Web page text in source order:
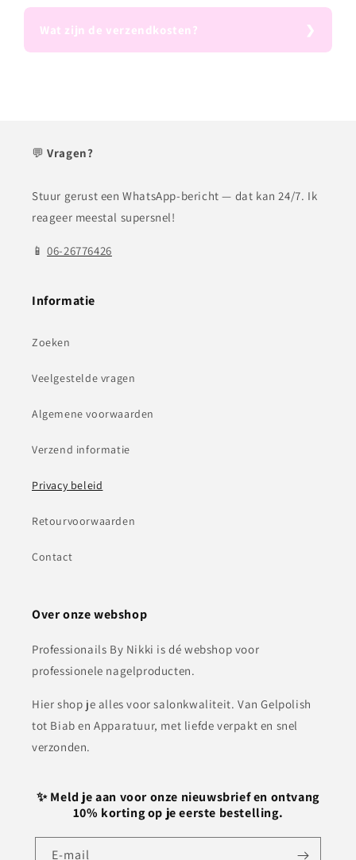
Wat zijn de verzendkosten?
💬Vragen?
Stuur gerust een WhatsApp-bericht — dat kan 24/7. Ik
reageer meestal supersnel!
📱06-26776426
Informatie
Zoeken
Veelgestelde vragen
Algemene voorwaarden
Verzend informatie
Privacy beleid
Retourvoorwaarden
Contact
Over onze webshop
Professionails By Nikki is dé webshop voor
professionele nagelproducten.
Hier shop je alles voor salonkwaliteit. Van Gelpolish
tot Biab en Apparatuur, met liefde verpakt en snel
verzonden.
✨ Meld je aan voor onze nieuwsbrief en ontvang
10% korting op je eerste bestelling.
E‑mail